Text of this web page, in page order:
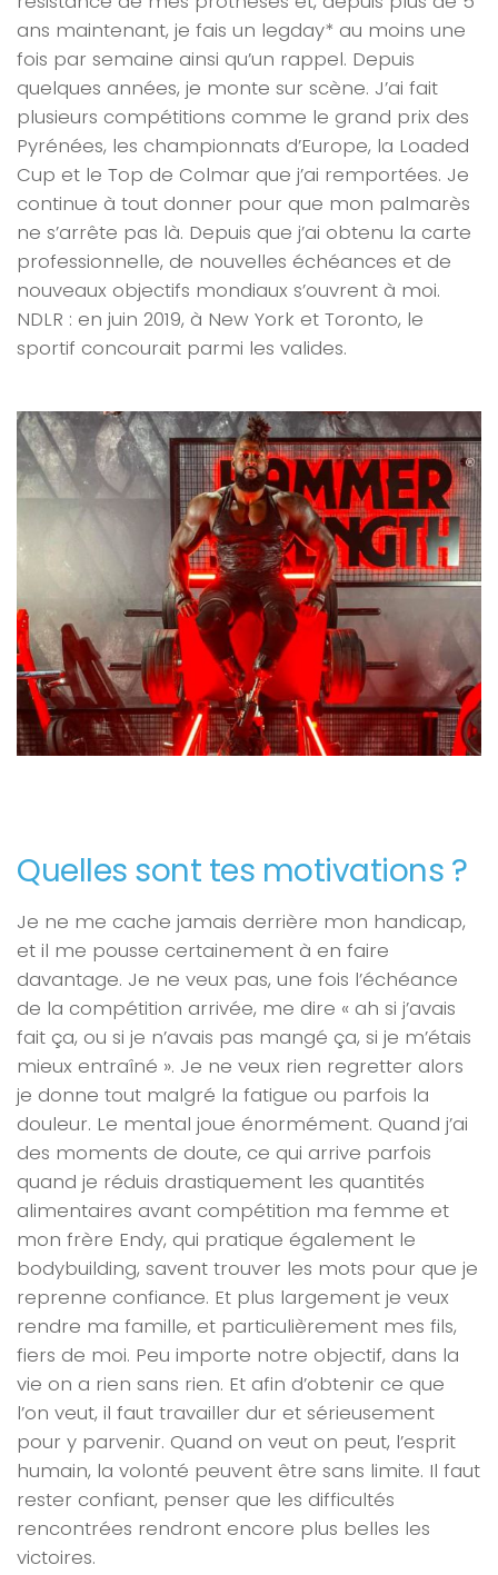
ans maintenant, je fais un legday* au moins une
fois par semaine ainsi qu’un rappel. Depuis
quelques années, je monte sur scène. J’ai fait
plusieurs compétitions comme le grand prix des
Pyrénées, les championnats d’Europe, la Loaded
Cup et le Top de Colmar que j’ai remportées. Je
continue à tout donner pour que mon palmarès
ne s’arrête pas là. Depuis que j’ai obtenu la carte
professionnelle, de nouvelles échéances et de
nouveaux objectifs mondiaux s’ouvrent à moi.
NDLR : en juin 2019, à New York et Toronto, le
sportif concourait parmi les valides.
Quelles sont tes motivations ?
Je ne me cache jamais derrière mon handicap,
et il me pousse certainement à en faire
davantage. Je ne veux pas, une fois l’échéance
de la compétition arrivée, me dire « ah si j’avais
fait ça, ou si je n’avais pas mangé ça, si je m’étais
mieux entraîné ». Je ne veux rien regretter alors
je donne tout malgré la fatigue ou parfois la
douleur. Le mental joue énormément. Quand j’ai
des moments de doute, ce qui arrive parfois
quand je réduis drastiquement les quantités
alimentaires avant compétition ma femme et
mon frère Endy, qui pratique également le
bodybuilding, savent trouver les mots pour que je
reprenne confiance. Et plus largement je veux
rendre ma famille, et particulièrement mes fils,
fiers de moi. Peu importe notre objectif, dans la
vie on a rien sans rien. Et afin d’obtenir ce que
l’on veut, il faut travailler dur et sérieusement
pour y parvenir. Quand on veut on peut, l’esprit
humain, la volonté peuvent être sans limite. Il faut
rester confiant, penser que les difficultés
rencontrées rendront encore plus belles les
victoires.